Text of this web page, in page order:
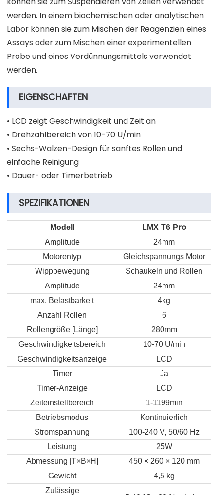
werden. In einem biochemischen oder analytischen
Labor können sie zum Mischen der Reagenzien eines
Assays oder zum Mischen einer experimentellen
Probe und eines Verdünnungsmittels verwendet
werden.
EIGENSCHAFTEN
• LCD zeigt Geschwindigkeit und Zeit an
• Drehzahlbereich von 10-70 U/min
• Sechs-Walzen-Design für sanftes Rollen und
einfache Reinigung
• Dauer- oder Timerbetrieb
SPEZIFIKATIONEN
Modell LMX-T6-Pro
Amplitude
24mm
Motorentyp
Gleichspannungs Motor
Wippbewegung
Schaukeln und Rollen
Amplitude
24mm
max. Belastbarkeit
4kg
Anzahl Rollen
6
Rollengröße [Länge]
280mm
Geschwindigkeitsbereich
10-70 U/min
Geschwindigkeitsanzeige
LCD
Timer
Ja
Timer-Anzeige
LCD
Zeiteinstellbereich
1-1199min
Betriebsmodus
Kontinuierlich
Stromspannung
100-240 V, 50/60 Hz
Leistung
25W
Abmessung [T×B×H]
450 × 260 × 120 mm
Gewicht
4,5 kg
Zulässige